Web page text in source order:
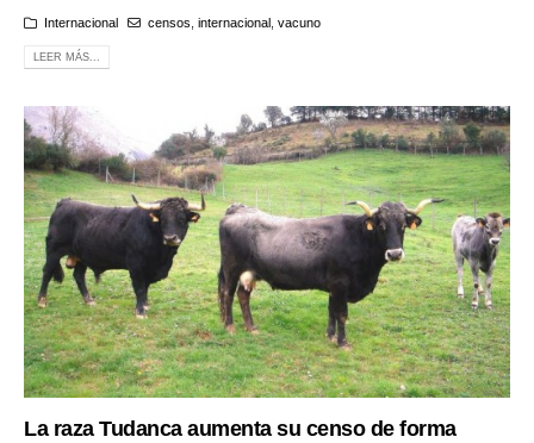
Internacional censos internacional, vacuno
LEER MÁS...
La raza Tudanca aumenta su censo de forma